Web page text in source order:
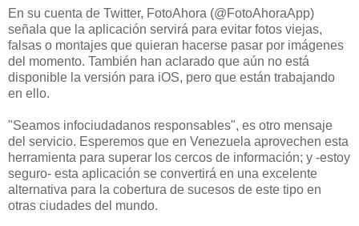
En su cuenta de Twitter, FotoAhora (@FotoAhoraApp)
señala que la aplicación servirá para evitar fotos viejas,
falsas o montajes que quieran hacerse pasar por imágenes
del momento. También han aclarado que aún no está
disponible la versión para iOS, pero que están trabajando
en ello.
"Seamos infociudadanos responsables", es otro mensaje
del servicio. Esperemos que en Venezuela aprovechen esta
herramienta para superar los cercos de información; y -estoy
seguro- esta aplicación se convertirá en una excelente
alternativa para la cobertura de sucesos de este tipo en
otras ciudades del mundo.